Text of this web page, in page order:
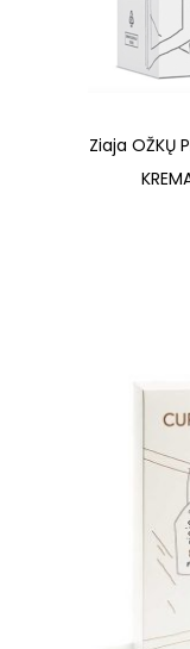
Ziaja OŽKŲ